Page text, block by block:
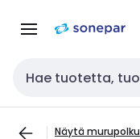
navigointiinsisältöön
Haku
Näytä murupolku